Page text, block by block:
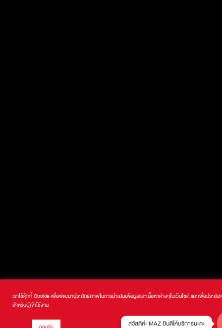
เราใช้คุ๊กกี้ Cookie เพื่อพัฒนาประสิทธิภาพในการนำเสนอข้อมูลและเนื้อหาต่างๆในเว็บไซต์ และเพื่อประส
สำหรับผู้เข้าใช้งาน
สวัสดีค่ะ MAZ ยินดีให้บริการนะคะ